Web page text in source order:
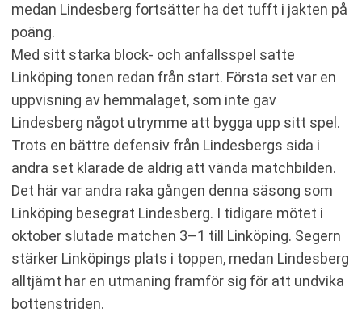
medan Lindesberg fortsätter ha det tufft i jakten på
poäng.
Med sitt starka block- och anfallsspel satte
Linköping tonen redan från start. Första set var en
uppvisning av hemmalaget, som inte gav
Lindesberg något utrymme att bygga upp sitt spel.
Trots en bättre defensiv från Lindesbergs sida i
andra set klarade de aldrig att vända matchbilden.
Det här var andra raka gången denna säsong som
Linköping besegrat Lindesberg. I tidigare mötet i
oktober slutade matchen 3–1 till Linköping. Segern
stärker Linköpings plats i toppen, medan Lindesberg
alltjämt har en utmaning framför sig för att undvika
bottenstriden.